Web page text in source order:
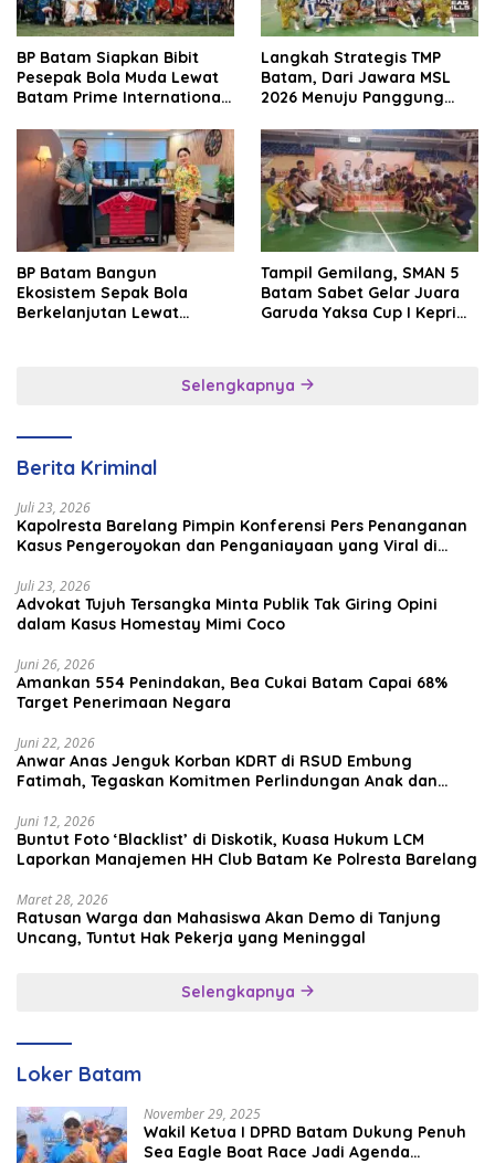
BP Batam Siapkan Bibit
Pesepak Bola Muda Lewat
Batam Prime International
Langkah Strategis TMP
Batam, Dari Jawara MSL
2026 Menuju Panggung
BP Batam Bangun
Ekosistem Sepak Bola
Berkelanjutan Lewat
Tampil Gemilang, SMAN 5
Batam Sabet Gelar Juara
Garuda Yaksa Cup I Kepri
Selengkapnya
Berita Kriminal
Juli 23, 2026
Kapolresta Barelang Pimpin Konferensi Pers Penanganan
Kasus Pengeroyokan dan Penganiayaan yang Viral di
Juli 23, 2026
Advokat Tujuh Tersangka Minta Publik Tak Giring Opini
dalam Kasus Homestay Mimi Coco
Juni 26, 2026
Amankan 554 Penindakan, Bea Cukai Batam Capai 68%
Target Penerimaan Negara
Juni 22, 2026
Anwar Anas Jenguk Korban KDRT di RSUD Embung
Fatimah, Tegaskan Komitmen Perlindungan Anak dan
Juni 12, 2026
Buntut Foto ‘Blacklist’ di Diskotik, Kuasa Hukum LCM
Laporkan Manajemen HH Club Batam Ke Polresta Barelang
Maret 28, 2026
Ratusan Warga dan Mahasiswa Akan Demo di Tanjung
Uncang, Tuntut Hak Pekerja yang Meninggal
Selengkapnya
Loker Batam
November 29, 2025
Wakil Ketua I DPRD Batam Dukung Penuh
Sea Eagle Boat Race Jadi Agenda